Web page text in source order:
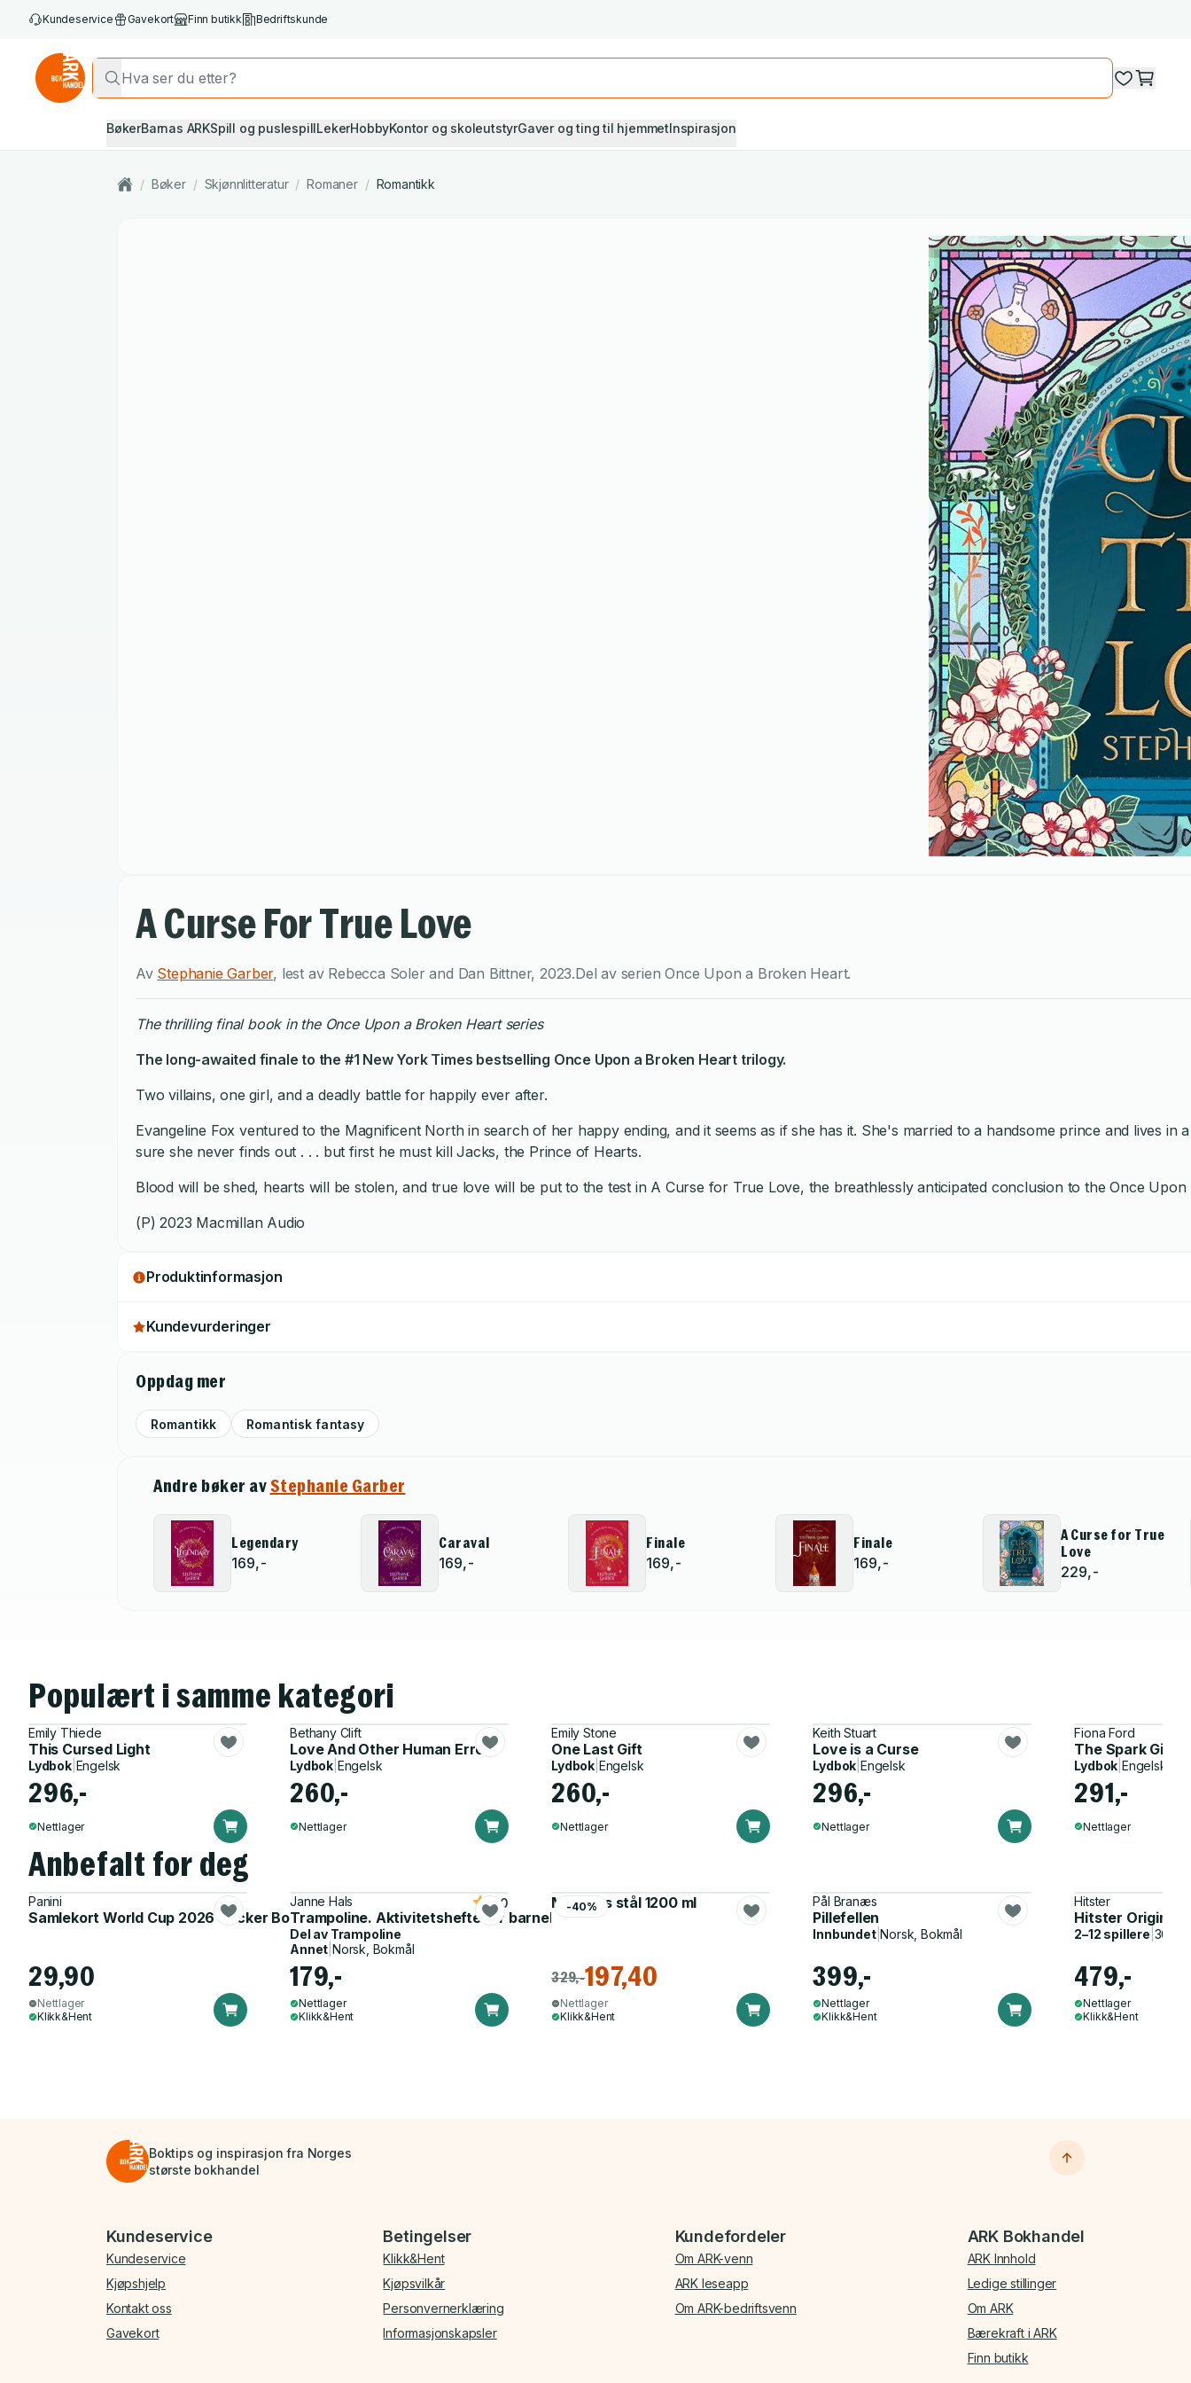
Kundeservice Gavekort Finn butikk Bedriftskunde
BøkerBarnas ARKSpill og puslespillLekerHobbyKontor og skoleutstyrGaver og ting til hjemmetInspirasjon
/ Bøker / Skjønnlitteratur / Romaner / Romantikk
A Curse For True Love
Av Stephanie Garber, lest av Rebecca Soler and Dan Bittner,2023.Del av serienOnce Upon a Broken Heart.
the thrilling final book in the Once Upon a Broken Heart series
The long-awaited finale to the #1 New York Times bestselling Once Upon a Broken Heart trilogy.
Two villains, one girl, and a deadly battle for happily ever after.
Evangeline Fox ventured to the Magnificent North in search of her happy ending, and it seems as if she has it. She's married to a handsome prince and lives
sure she never finds out . . . but first he must kill Jacks, the Prince of Hearts.
Blood will be shed, hearts will be stolen, and true love will be put to the test in A Curse for True Love, the breathlessly anticipated conclusion to the Once
(P) 2023 Macmillan Audio
Produktinformasjon
Kundevurderinger
Oppdag mer
Romantikk Romantisk fantasy
Andre bøker avStephanie Garber
Legendary
169,-
Caraval
169,-
Finale
169,-
Finale
169,-
A Curse for True
Love
229,-
Populært i samme kategori
Emily Thiede
This Cursed Light
Lydbok| Engelsk
296,-
Nettlager
Bethany Clift
Love And Other Human Errors
Lydbok| Engelsk
260,-
Nettlager
Emily Stone
One Last Gift
Lydbok Engelsk
260,-
Nettlager
Keith Stuart
Love is a Curse
Lydbok Engelsk
296,-
Nettlager
Fiona Ford
The Spark Girl
Lydbok |Engelsk
291,-
Nettlager
Anbefalt for deg
Panini
Samlekort World Cup 2026 Sticker Booster
29,90
Nettlager
Klikk&Hent
Janne Hals
Trampoline. Aktivitetshefte for barnehagen
5.0
Del av Trampoline
Annet Norsk, Bokmål
179,-
Nettlager
Klikk&Hent
-40%
Matboks stål 1200 ml
329,-197,40
Nettlager
Klikk&Hent
Pål Branæs
Pillefellen
Innbundet|Norsk, Bokmål
399,-
Nettlager
Klikk&Hent
Hitster
Hitster Original
2–12 spillere
479,-
Nettlager
Klikk&Hent
Boktips og inspirasjon fra Norges
største bokhandel
Bunnmeny
Kundeservice
Kundeservice
Kjøpshjelp
Kontakt oss
Gavekort
Betingelser
Klikk&Hent
Kjøpsvilkår
Personvernerklæring
Informasjonskapsler
Kundefordeler
Om ARK-venn
ARK leseapp
Om ARK-bedriftsvenn
ARK Bokhandel
ARK Innhold
Ledige stillinger
Om ARK
Bærekraft i ARK
Finn butikk